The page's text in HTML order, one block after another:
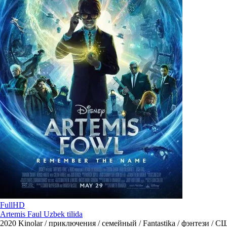
FullHD
Artemis Faul Uzbek tilida
2020 Kinolar / приключения / семейный / Fantastika / фэнтези /